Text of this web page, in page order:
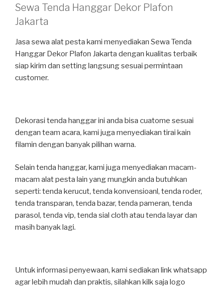
Sewa Tenda Hanggar Dekor Plafon
Jakarta
Jasa sewa alat pesta kami menyediakan Sewa Tenda
Hanggar Dekor Plafon Jakarta dengan kualitas terbaik
siap kirim dan setting langsung sesuai permintaan
customer.
Dekorasi tenda hanggar ini anda bisa cuatome sesuai
dengan team acara, kami juga menyediakan tirai kain
filamin dengan banyak pilihan warna.
Selain tenda hanggar, kami juga menyediakan macam-
macam alat pesta lain yang mungkin anda butuhkan
seperti: tenda kerucut, tenda konvensioanl, tenda roder,
tenda transparan, tenda bazar, tenda pameran, tenda
parasol, tenda vip, tenda sial cloth atau tenda layar dan
masih banyak lagi.
Untuk informasi penyewaan, kami sediakan link whatsapp
agar lebih mudah dan praktis, silahkan kilk saja logo